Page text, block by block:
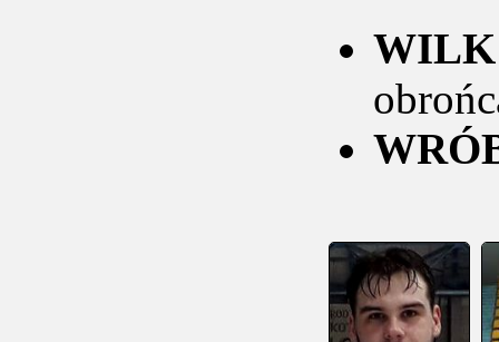
WILK